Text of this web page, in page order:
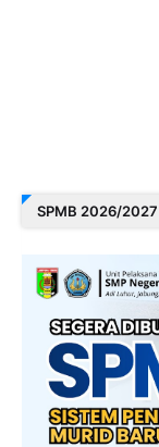
SPMB 2026/2027